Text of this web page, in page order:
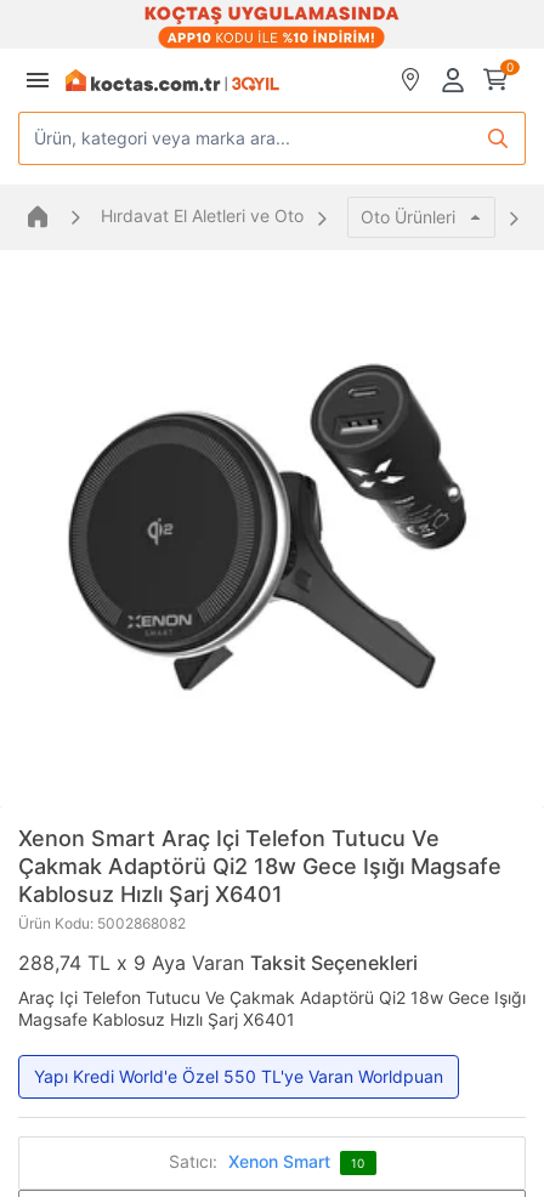
0
Ürün, kategori veya marka ara...
Hırdavat El Aletleri ve Oto Oto Ürünleri
Xenon Smart Araç Içi Telefon Tutucu Ve
Çakmak Adaptörü Qi2 18w Gece Işığı Magsafe
Kablosuz Hızlı Şarj X6401
Ürün Kodu: 5002868082
288,74 TL x 9 Aya Varan Taksit Seçenekleri
Araç Içi Telefon Tutucu Ve Çakmak Adaptörü Qi2 18w Gece Işığı
Magsafe Kablosuz Hızlı Şarj X6401
Yapı Kredi World'e Özel 550 TL'ye Varan Worldpuan
Satıcı: Xenon Smart 10